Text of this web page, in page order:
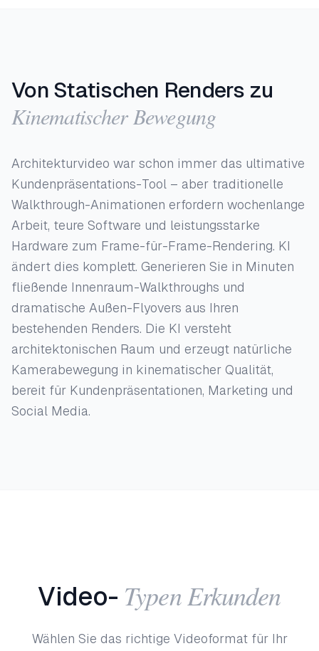
Von Statischen Renders zu
Kinematischer Bewegung
Architekturvideo war schon immer das ultimative
Kundenpräsentations-Tool – aber traditionelle
Walkthrough-Animationen erfordern wochenlange
Arbeit, teure Software und leistungsstarke
Hardware zum Frame-für-Frame-Rendering. KI
ändert dies komplett. Generieren Sie in Minuten
fließende Innenraum-Walkthroughs und
dramatische Außen-Flyovers aus Ihren
bestehenden Renders. Die KI versteht
architektonischen Raum und erzeugt natürliche
Kamerabewegung in kinematischer Qualität,
bereit für Kundenpräsentationen, Marketing und
Social Media.
Video- Typen Erkunden
Wählen Sie das richtige Videoformat für Ihr